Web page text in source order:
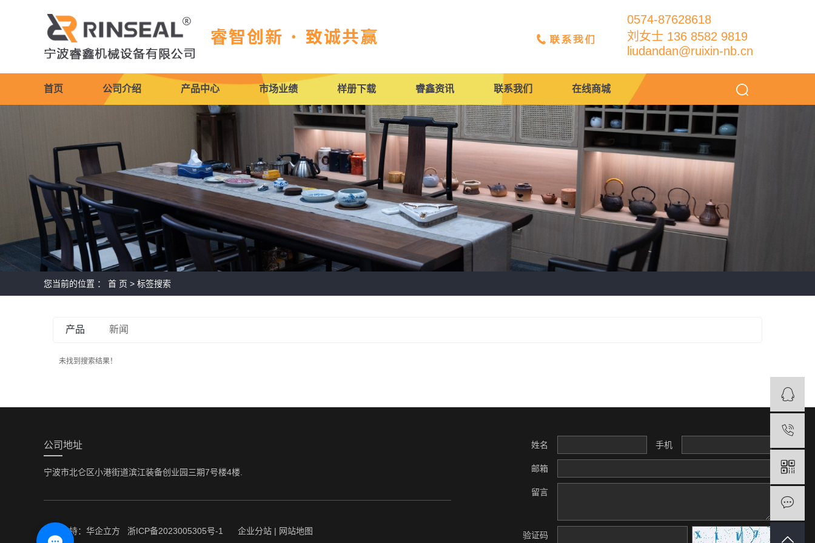
0574-87628618
刘女士 136 8582 9819
liudandan@ruixin-nb.cn
首页 公司介绍
荣誉资质
产品中心
防尘圈
活塞密封件
导向带
旋转密封件
机床导轨软带
市场业绩 样册下载 睿鑫资讯 联系我们
人才招聘
在线商城
您当前的位置 ： 首 页 > 标签搜索
产品 新闻
未找到搜索结果！
公司地址
宁波市北仑区小港街道滨江装备创业园三期7号楼4楼.
技术支持： 华企立方 浙ICP备2023005305号-1 企业分站 | 网站地图
姓名 手机
邮箱
留言
验证码